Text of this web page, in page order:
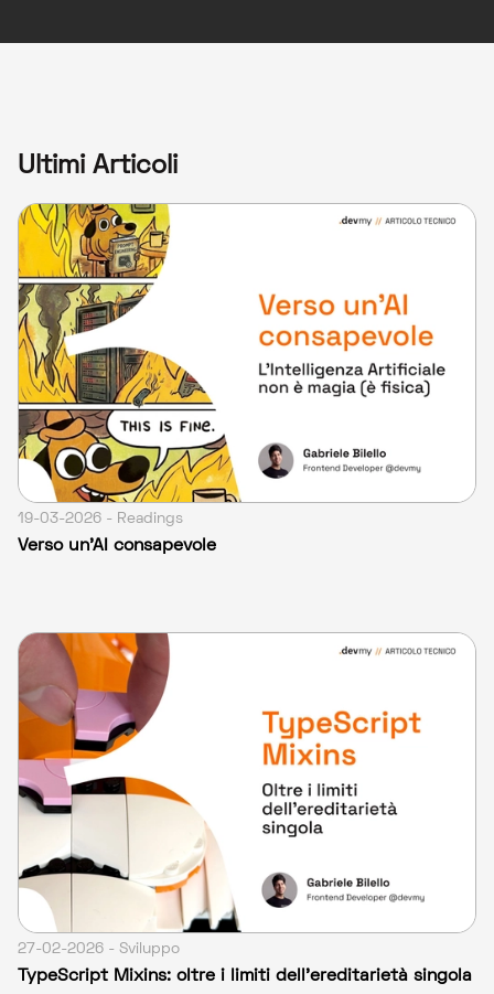
Ultimi Articoli
19-03-2026 - Readings
Verso un’AI consapevole
27-02-2026 - Sviluppo
TypeScript Mixins: oltre i limiti dell'ereditarietà singola